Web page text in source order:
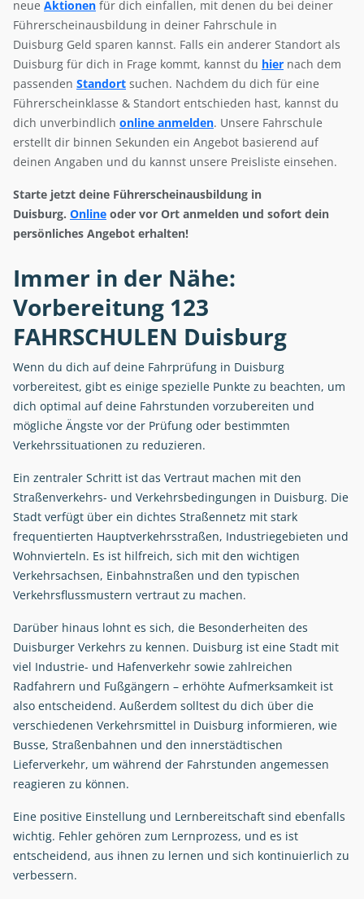
neue Aktionen für dich einfallen, mit denen du bei deiner
Führerscheinausbildung in deiner Fahrschule in
Duisburg Geld sparen kannst. Falls ein anderer Standort als
Duisburg für dich in Frage kommt, kannst du hier nach dem
passenden Standort suchen. Nachdem du dich für eine
Führerscheinklasse & Standort entschieden hast, kannst du
dich unverbindlich online anmelden. Unsere Fahrschule
erstellt dir binnen Sekunden ein Angebot basierend auf
deinen Angaben und du kannst unsere Preisliste einsehen.
Starte jetzt deine Führerscheinausbildung in
Duisburg. Online oder vor Ort anmelden und sofort dein
persönliches Angebot erhalten!
Immer in der Nähe:
Vorbereitung 123
FAHRSCHULEN Duisburg
Wenn du dich auf deine Fahrprüfung in Duisburg
vorbereitest, gibt es einige spezielle Punkte zu beachten, um
dich optimal auf deine Fahrstunden vorzubereiten und
mögliche Ängste vor der Prüfung oder bestimmten
Verkehrssituationen zu reduzieren.
Ein zentraler Schritt ist das Vertraut machen mit den
Straßenverkehrs- und Verkehrsbedingungen in Duisburg. Die
Stadt verfügt über ein dichtes Straßennetz mit stark
frequentierten Hauptverkehrsstraßen, Industriegebieten und
Wohnvierteln. Es ist hilfreich, sich mit den wichtigen
Verkehrsachsen, Einbahnstraßen und den typischen
Verkehrsflussmustern vertraut zu machen.
Darüber hinaus lohnt es sich, die Besonderheiten des
Duisburger Verkehrs zu kennen. Duisburg ist eine Stadt mit
viel Industrie- und Hafenverkehr sowie zahlreichen
Radfahrern und Fußgängern – erhöhte Aufmerksamkeit ist
also entscheidend. Außerdem solltest du dich über die
verschiedenen Verkehrsmittel in Duisburg informieren, wie
Busse, Straßenbahnen und den innerstädtischen
Lieferverkehr, um während der Fahrstunden angemessen
reagieren zu können.
Eine positive Einstellung und Lernbereitschaft sind ebenfalls
wichtig. Fehler gehören zum Lernprozess, und es ist
entscheidend, aus ihnen zu lernen und sich kontinuierlich zu
verbessern.